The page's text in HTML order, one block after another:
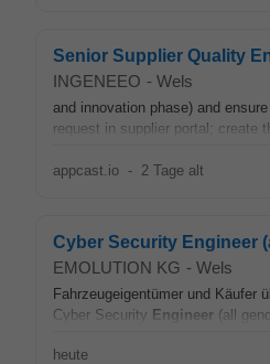
Senior Supplier Quality
INGENEEO - Wels
and innovation phase) and
request in supplier portal; create
appcast.io - 2 Tage alt
Cyber Security Engineer
EMOLUTION KG - Wels
Fahrzeugeigentümer und Käufer
Cyber Security Engineer (all
heute